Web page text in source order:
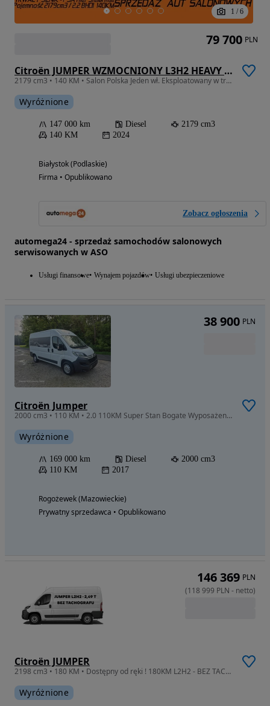
1 / 6
Citroën JUMPER WZMOCNIONY L3H2 HEAVY MAXI 3.5t Ładowność 1500kg Homologacja haka 3t. SILNIK Euro-6 Starszej konstrukcji PSA Poj..2179cm3 140KM Trwały bezawaryjny na pojedynczej turbinie Nie!! Stelantis!! Koła 16' Hamulce wzmocnione BREMBO, Podwójne resory! Pełna zabudowa ładowni! Najtrwalsza konfiguracja maxi VAN L3H2 13m3
2179 cm3 • 140 KM • Salon Polska Jeden wł. Eksploatowany w trasie MEGA ZADBANY EGZEMPLARZ!
Wyróżnione
147 000 km Diesel
2179 cm3
140 KM
2024
Białystok (Podlaskie)
Firma • Opublikowano
Zobacz ogłoszenia
automega24 - sprzedaż samochodów salonowych
serwisowanych w ASO
Usługi finansowe Wynajem pojazdów Usługi ubezpieczeniowe
79 700 PLN
Citroën Jumper
2000 cm3 • 110 KM • 2.0 110KM Super Stan Bogate Wyposażenie!
Wyróżnione
169 000 km Diesel
2000 cm3
110 KM
2017
Rogożewek (Mazowieckie)
Prywatny sprzedawca • Opublikowano
38 900 PLN
Citroën JUMPER
2198 cm3 • 180 KM • Dostępny od ręki ! 180KM L2H2 - BEZ TACHO 2,49T !!!
Wyróżnione
146 369 PLN
(118 999 PLN - netto)